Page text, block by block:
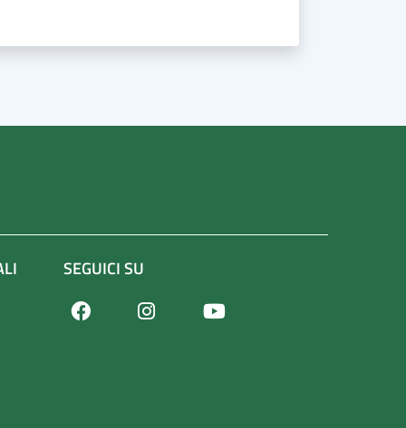
SEGUICI SU
FacebookInstagram